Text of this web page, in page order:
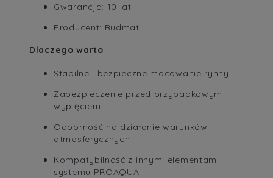
Gwarancja: 10 lat
Producent: Budmat
Dlaczego warto
Stabilne i bezpieczne mocowanie rynny
Zabezpieczenie przed przypadkowym
wypięciem
Odporność na działanie warunków
atmosferycznych
Kompatybilność z innymi elementami
systemu PROAQUA